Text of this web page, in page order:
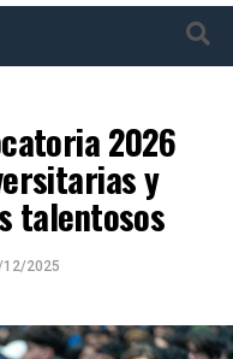
2026
y
talentosos
2025